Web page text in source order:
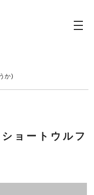
か)
ョートウルフ